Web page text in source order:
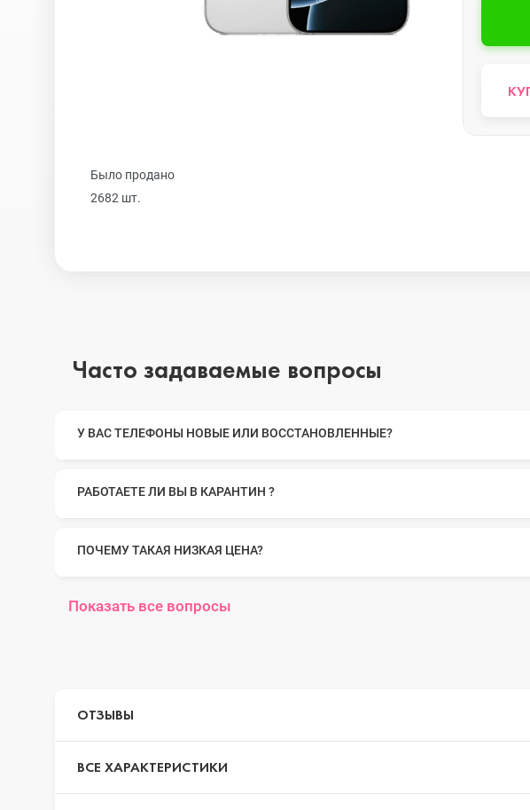
Sony
iPhone 16 Plus
Было продано
2682 шт.
Часто задаваемые вопросы
У ВАС ТЕЛЕФОНЫ НОВЫЕ ИЛИ ВОССТАНОВЛЕННЫЕ?
РАБОТАЕТЕ ЛИ ВЫ В КАРАНТИН ?
ПОЧЕМУ ТАКАЯ НИЗКАЯ ЦЕНА?
Показать все вопросы
ОТЗЫВЫ
ВСЕ ХАРАКТЕРИСТИКИ